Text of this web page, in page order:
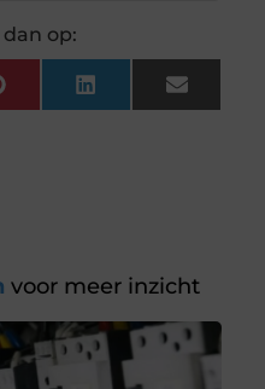
op:
PinterestLinkedInEmail
voor meer inzicht